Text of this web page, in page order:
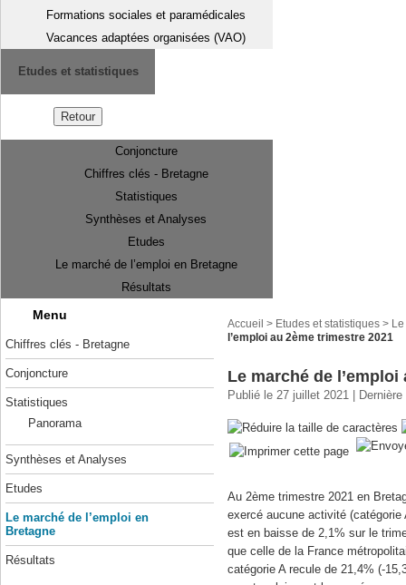
Formations sociales et paramédicales
Vacances adaptées organisées (VAO)
Etudes et statistiques
Retour
Conjoncture
Chiffres clés - Bretagne
Statistiques
Synthèses et Analyses
Etudes
Le marché de l’emploi en Bretagne
Résultats
Menu
Chiffres clés - Bretagne
Conjoncture
Statistiques
Panorama
Synthèses et Analyses
Etudes
Le marché de l’emploi en
Bretagne
Résultats
Accueil > Etudes et statistiques >
l’emploi au 2ème trimestre 2021
Le marché de
Publié le 27 juillet 2021 |
Au 2ème trimestre 2021 en
exercé aucune activité (catégorie
est en baisse de 2,1% sur le
que celle de la France
catégorie A recule de 21,4% (-